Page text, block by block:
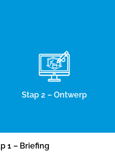
Stap 2 – Ontwerp
1 – Briefing